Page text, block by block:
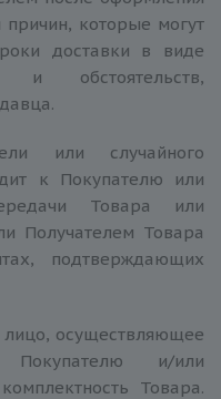
которые могут
доставки в виде
и обстоятельств,
или случайного
к Покупателю или
Товара или
Получателем Товара
подтверждающих
лицо, осуществляющее
Покупателю и/или
Товара.